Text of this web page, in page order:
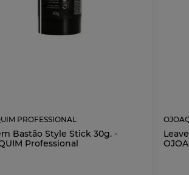
PROFESSIONAL
Bastão Style Stick 30g. -
Professional